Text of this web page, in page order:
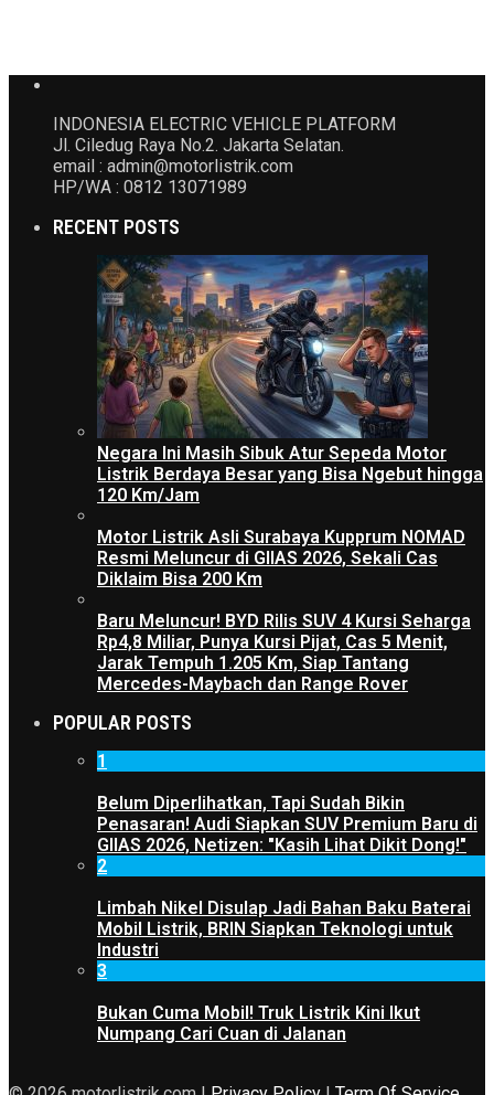
INDONESIA ELECTRIC VEHICLE PLATFORM
Jl. Ciledug Raya No.2. Jakarta Selatan.
email : admin@motorlistrik.com
HP/WA : 0812 13071989
RECENT POSTS
Negara Ini Masih Sibuk Atur Sepeda Motor
Listrik Berdaya Besar yang Bisa Ngebut hingga
120 Km/Jam
Motor Listrik Asli Surabaya Kupprum NOMAD
Resmi Meluncur di GIIAS 2026, Sekali Cas
Diklaim Bisa 200 Km
Baru Meluncur! BYD Rilis SUV 4 Kursi Seharga
Rp4,8 Miliar, Punya Kursi Pijat, Cas 5 Menit,
Jarak Tempuh 1.205 Km, Siap Tantang
Mercedes-Maybach dan Range Rover
POPULAR POSTS
1
Belum Diperlihatkan, Tapi Sudah Bikin
Penasaran! Audi Siapkan SUV Premium Baru di
GIIAS 2026, Netizen: "Kasih Lihat Dikit Dong!"
2
Limbah Nikel Disulap Jadi Bahan Baku Baterai
Mobil Listrik, BRIN Siapkan Teknologi untuk
Industri
3
Bukan Cuma Mobil! Truk Listrik Kini Ikut
Numpang Cari Cuan di Jalanan